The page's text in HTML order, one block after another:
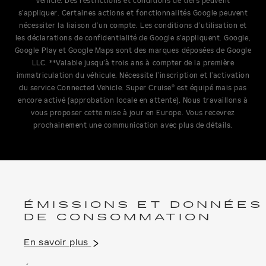
s’appliquer. Certaines actions et fonctionnalités Google peuvent
nécessiter la liaison d’un compte. Les conditions d’utilisation et
les déclarations de confidentialité de Google s’appliquent. Google,
Google Play et Google Maps sont des marques déposées de Google
LLC. **Valable jusqu’à trois ans à compter de la première
immatriculation du véhicule. Nécessite l’inscription et l’activation
du service Connected Vehicle. Super Cruise® est équipé mais pas
encore activé (approbation locale en attente). Nous travaillons à
vous proposer cette mise à jour en Europe. Vous recevrez
prochainement une communication avec plus de détails.
ÉMISSIONS ET DONNÉES
DE CONSOMMATION
En savoir plus